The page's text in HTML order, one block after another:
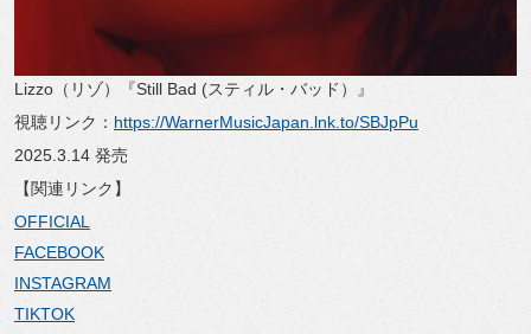
Lizzo（リゾ）『Still Bad (スティル・バッド）』
視聴リンク： https://WarnerMusicJapan.lnk.to/SBJpPu
2025.3.14 発売
【関連リンク】
OFFICIAL
FACEBOOK
INSTAGRAM
TIKTOK